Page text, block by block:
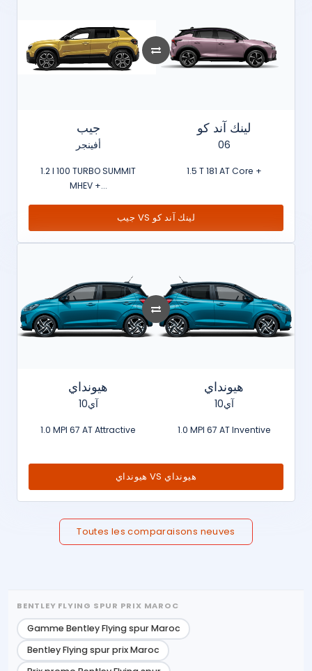
جيب
أفينجر
1.2 l 100 TURBO SUMMIT
MHEV +...
لينك آند كو
06
1.5 T 181 AT Core +
جيب VS لينك آند كو
هيونداي
آي10
1.0 MPI 67 AT Attractive
هيونداي
آي10
1.0 MPI 67 AT Inventive
هيونداي VS هيونداي
Toutes les comparaisons neuves
BENTLEY FLYING SPUR PRIX MAROC
Gamme Bentley Flying spur Maroc
Bentley Flying spur prix Maroc